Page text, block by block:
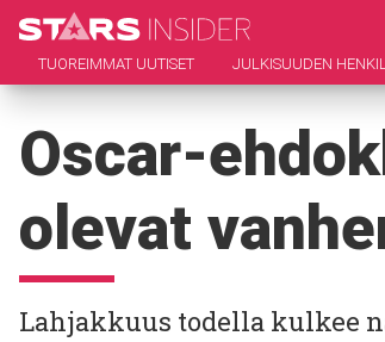
TUOREIMMAT UUTISET JULKISUUDEN
Oscar-
olevat
Lahjakkuus todella kulkee